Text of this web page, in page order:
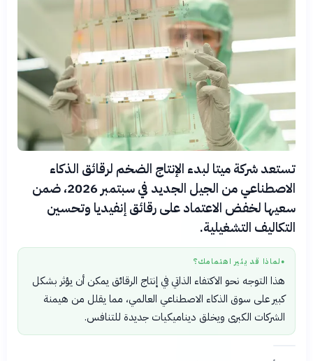
تستعد شركة ميتا لبدء الإنتاج الضخم لرقائق الذكاء
الاصطناعي من الجيل الجديد في سبتمبر 2026، ضمن
سعيها لخفض الاعتماد على رقائق إنفيديا وتحسين
التكاليف التشغيلية.
● لماذا قد يثير اهتمامك؟
هذا التوجه نحو الاكتفاء الذاتي في إنتاج الرقائق يمكن أن يؤثر بشكل
كبير على سوق الذكاء الاصطناعي العالمي، مما يقلل من هيمنة
الشركات الكبرى ويخلق ديناميكيات جديدة للتنافس.